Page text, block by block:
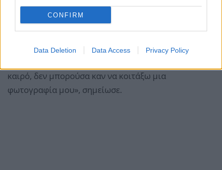
CONFIRM
Data Deletion Data Access Privacy Policy
καιρό, δεν μπορούσα καν να κοιτάξω μια
φωτογραφία μου», σημείωσε.